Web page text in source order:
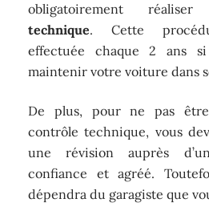
obligatoirement
technique. Cette
effectuée chaque 2 ans
maintenir votre voiture dans
De plus, pour ne pas
contrôle technique, vous
une révision auprès
confiance et agréé.
dépendra du garagiste que